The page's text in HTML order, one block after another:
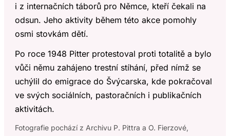
i z internačních táborů pro Němce, kteří čekali na
odsun. Jeho aktivity během této akce pomohly
osmi stovkám dětí.
Po roce 1948 Pitter protestoval proti totalitě a bylo
vůči němu zahájeno trestní stíhání, před nímž se
uchýlil do emigrace do Švýcarska, kde pokračoval
ve svých sociálních, pastoračních i publikačních
aktivitách.
Fotografie pochází z Archivu P. Pittra a O. Fierzové,